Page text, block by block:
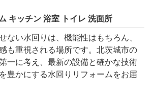
キッチン 浴室 トイレ 洗面所
ない水回りは、機能性はもちろん、
も重視される場所です。北茨城市の
一に考え、最新の設備と確かな技術
豊かにする水回りリフォームをお届